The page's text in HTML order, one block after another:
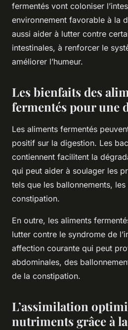
fermentés vont coloniser
environnement favorable à la
aussi aider à lutter contre
intestinales, à renforcer le
améliorer l’humeur.
Les bienfaits des
fermentés pour une
Les aliments fermentés
positif sur la digestion. Les
contiennent facilitent la
qui peut aider à soulager les
tels que les ballonnements,
constipation.
En outre, les aliments
lutter contre le syndrome de
affection courante qui peut
abdominales, des
de la constipation.
L’assimilation
nutriments grâce à